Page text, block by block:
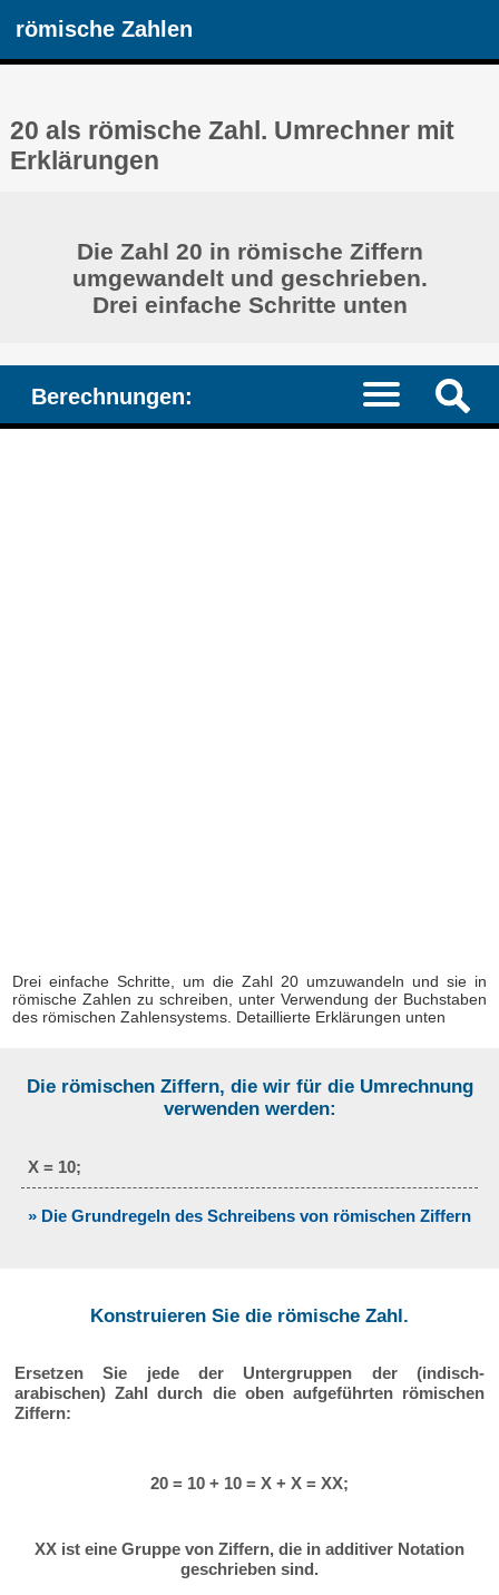
römische Zahlen
20 als römische Zahl. Umrechner mit
Erklärungen
Die Zahl 20 in römische Ziffern
umgewandelt und geschrieben.
Drei einfache Schritte unten
Berechnungen:
Drei einfache Schritte, um die Zahl 20 umzuwandeln und sie in
römische Zahlen zu schreiben, unter Verwendung der Buchstaben
des römischen Zahlensystems. Detaillierte Erklärungen unten
Die römischen Ziffern, die wir für die Umrechnung
verwenden werden:
X = 10;
» Die Grundregeln des Schreibens von römischen Ziffern
Konstruieren Sie die römische Zahl.
Ersetzen Sie jede der Untergruppen der (indisch-
arabischen) Zahl durch die oben aufgeführten römischen
Ziffern:
20 = 10 + 10 = X + X = XX;
XX ist eine Gruppe von Ziffern, die in additiver Notation
geschrieben sind.